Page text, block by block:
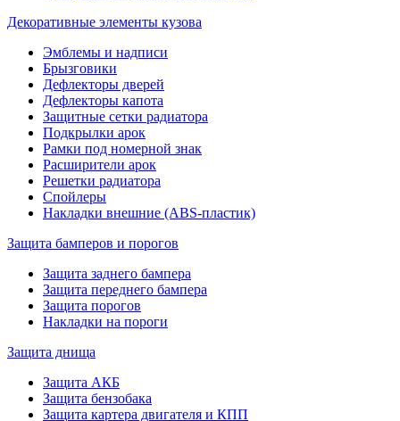
Декоративные элементы кузова
Эмблемы и надписи
Брызговики
Дефлекторы дверей
Дефлекторы капота
Защитные сетки радиатора
Подкрылки арок
Рамки под номерной знак
Расширители арок
Решетки радиатора
Спойлеры
Накладки внешние (ABS-пластик)
Защита бамперов и порогов
Защита заднего бампера
Защита переднего бампера
Защита порогов
Накладки на пороги
Защита днища
Защита АКБ
Защита бензобака
Защита картера двигателя и КПП